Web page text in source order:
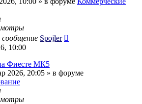
сообщение Spojler
10:00
Фиесте МК5
2026, 20:05 » в форуме